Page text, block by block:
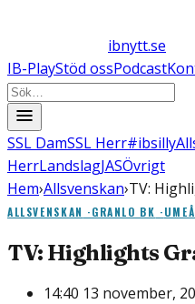
ibnytt.se
IB-PlayStöd ossPodcast
SSL DamSSL Herr#ibsilly
HerrLandslagJASÖvrigt
Hem›Allsvenskan›TV:
ALLSVENSKAN ·GRANLO BK ·
TV: Highlights
14:40 13 november,